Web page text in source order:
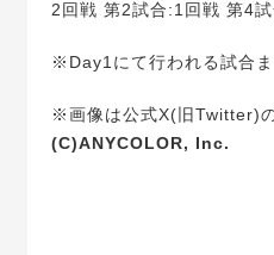
2回戦 第2試合:1回戦 第4
※Day1にて行われる試合ま
※画像は公式X(旧Twitter)の
(C)ANYCOLOR, Inc.